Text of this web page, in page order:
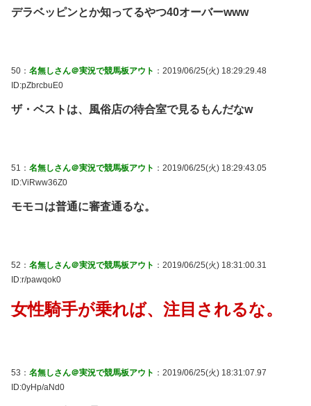
デラベッピンとか知ってるやつ40オーバーwww
50： 名無しさん＠実況で競馬板アウト ：2019/06/25(火) 18:29:29.48
ID:pZbrcbuE0
ザ・ベストは、風俗店の待合室で見るもんだなw
51： 名無しさん＠実況で競馬板アウト ：2019/06/25(火) 18:29:43.05
ID:ViRww36Z0
モモコは普通に審査通るな。
52： 名無しさん＠実況で競馬板アウト ：2019/06/25(火) 18:31:00.31
ID:r/pawqok0
女性騎手が乗れば、注目されるな。
53： 名無しさん＠実況で競馬板アウト ：2019/06/25(火) 18:31:07.97
ID:0yHp/aNd0